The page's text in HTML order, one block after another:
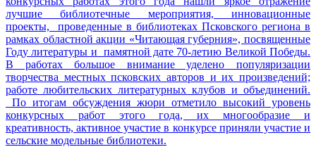
лучшие библиотечные мероприятия, инновационные
проекты, проведенные в библиотеках Псковского региона в
рамках областной акции «Читающая губерния», посвященные
Году литературы и памятной дате 70-летию Великой Победы.
В работах большое внимание уделено популяризации
творчества местных псковских авторов и их произведений;
работе любительских литературных клубов и объединений.
По итогам обсуждения жюри отметило высокий уровень
конкурсных работ этого года, их многообразие и
креативность, активное участие в конкурсе приняли участие и
сельские модельные библиотеки.